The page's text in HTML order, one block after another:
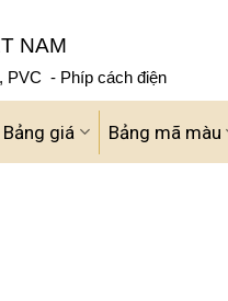
NAM
PVC - Phíp cách điện
Bảng giá Bảng mã màu